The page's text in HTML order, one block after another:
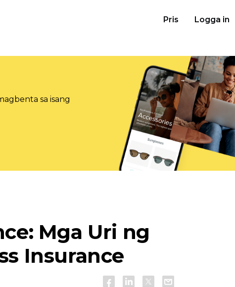
Pris Logga in
sa isang
Mga Uri ng
Insurance